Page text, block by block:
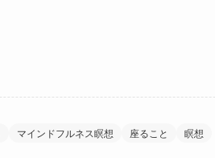
マインドフルネス瞑想 座ること 瞑想